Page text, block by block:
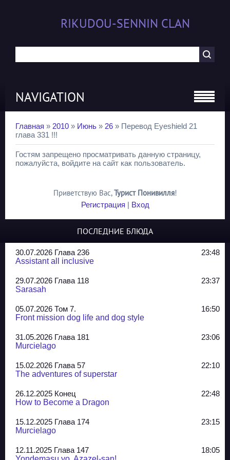
RIKUDOU-SENNIN CLAN
NAVIGATION
Главная » 2010 » Июнь » 26 » Перевод Eyeshield 21
глава 331 !!!
Гостям запрещено просматривать данную страницу,
пожалуйста, войдите на сайт как пользователь.
Приветствую Вас,Турист Понивилля!
Регистрация | Вход
ПОСЛЕДНИЕ БЛЮДА
30.07.2026 Глава 236
23:48
Assistant all inclusive
29.07.2026 Глава 118
23:37
Sarasah
05.07.2026 Том 7.
16:50
Front mission dog life and dog style
31.05.2026 Глава 181
23:06
Murcielago
15.02.2026 Глава 57
22:10
The adventures of superstar
26.12.2025 Конец
22:48
How to Become a Dragon
15.12.2025 Глава 174
23:15
Murcielago
12.11.2025 Глава 147
18:05